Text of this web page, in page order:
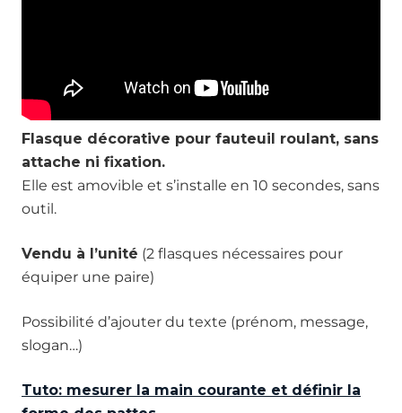
Flasque décorative pour fauteuil roulant, sans
attache ni fixation.
Elle est amovible et s’installe en 10 secondes, sans
outil.
Vendu à l’unité (2 flasques nécessaires pour
équiper une paire)
Possibilité d’ajouter du texte (prénom, message,
slogan…)
Tuto: mesurer la main courante et définir la